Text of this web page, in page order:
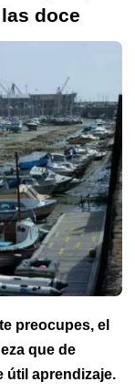
marítima
Construcción
SNSM Fiestas
Náuticos
Cartas al editor
espectaculares
doce
preocupes, el
que de
útil aprendizaje.